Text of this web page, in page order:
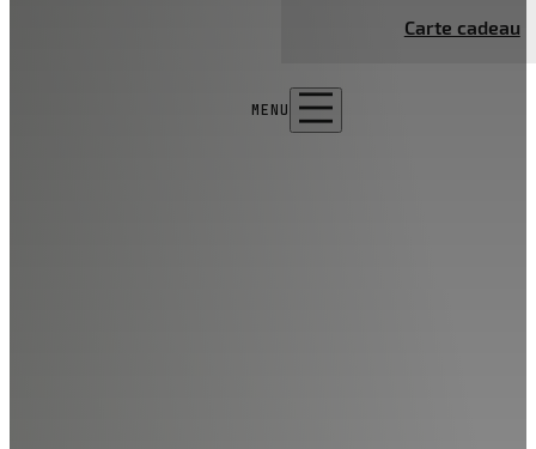
Carte cadeau
MENU